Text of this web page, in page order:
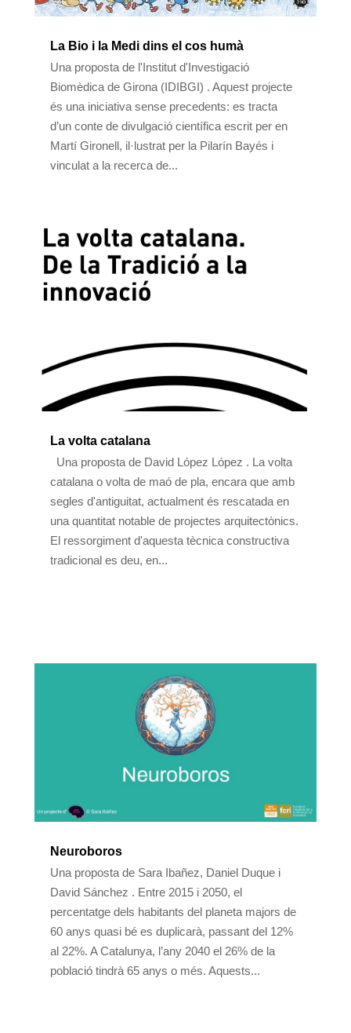
La Bio i la Medi dins el cos humà
Una proposta de l'Institut d'Investigació
Biomèdica de Girona (IDIBGI) . Aquest projecte
és una iniciativa sense precedents: es tracta
d’un conte de divulgació científica escrit per en
Martí Gironell, il·lustrat per la Pilarín Bayés i
vinculat a la recerca de...
La volta catalana
Una proposta de David López López . La volta
catalana o volta de maó de pla, encara que amb
segles d'antiguitat, actualment és rescatada en
una quantitat notable de projectes arquitectònics.
El ressorgiment d'aquesta tècnica constructiva
tradicional es deu, en...
Neuroboros
Una proposta de Sara Ibañez, Daniel Duque i
David Sánchez . Entre 2015 i 2050, el
percentatge dels habitants del planeta majors de
60 anys quasi bé es duplicarà, passant del 12%
al 22%. A Catalunya, l’any 2040 el 26% de la
població tindrà 65 anys o més. Aquests...